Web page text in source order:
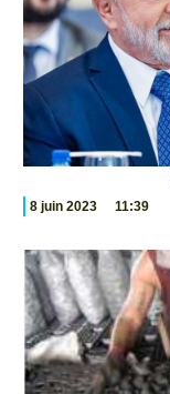
8 juin 2023 11:39